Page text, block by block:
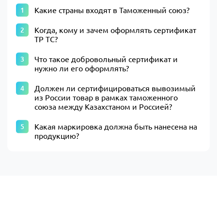
Какие страны входят в Таможенный союз?
Когда, кому и зачем оформлять сертификат
ТР ТС?
Что такое добровольный сертификат и
нужно ли его оформлять?
Должен ли сертифицироваться вывозимый
из России товар в рамках таможенного
союза между Казахстаном и Россией?
Какая маркировка должна быть нанесена на
продукцию?